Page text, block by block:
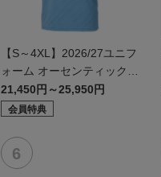
【S～4XL】2026/27ユニフ
ォーム オーセンティックモ
デル:FP1st
21,450円～25,950円
会員特典